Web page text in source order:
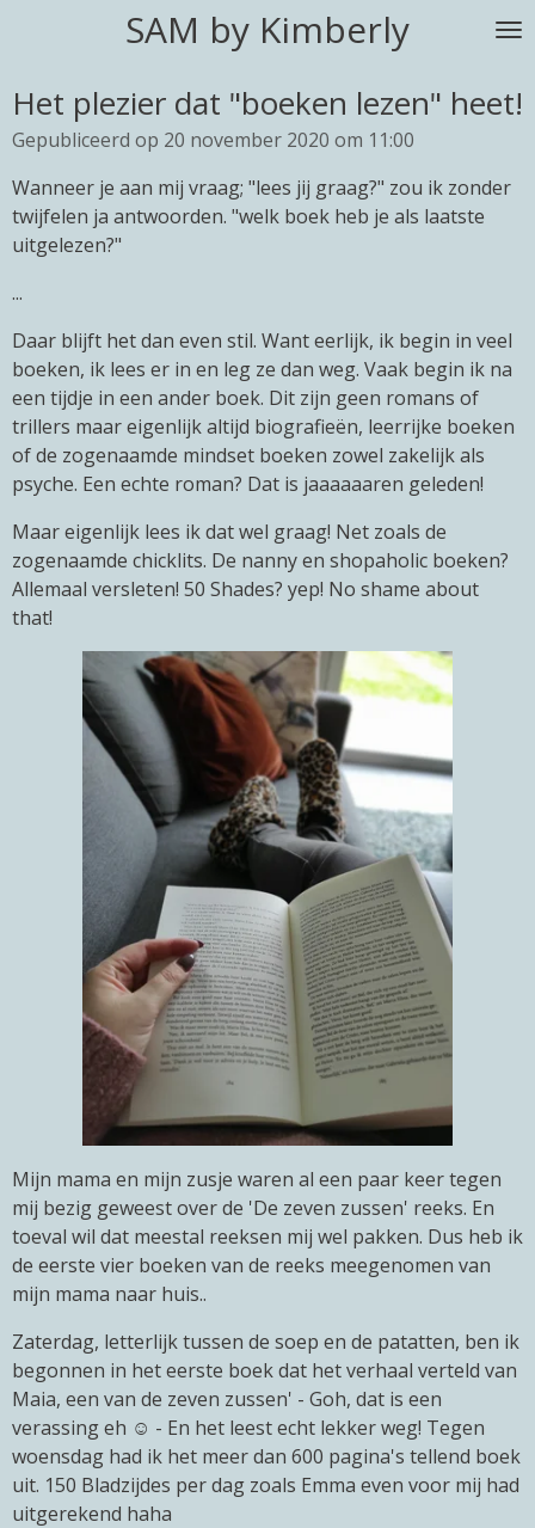
de
hoofdinhoud
SAM by Kimberly
Het plezier dat "boeken lezen" heet!
Gepubliceerd op 20 november 2020 om 11:00
Wanneer je aan mij vraag; "lees jij graag?" zou ik zonder
twijfelen ja antwoorden. "welk boek heb je als laatste
uitgelezen?"
...
Daar blijft het dan even stil. Want eerlijk, ik begin in veel
boeken, ik lees er in en leg ze dan weg. Vaak begin ik na
een tijdje in een ander boek. Dit zijn geen romans of
trillers maar eigenlijk altijd biografieën, leerrijke boeken
of de zogenaamde mindset boeken zowel zakelijk als
psyche. Een echte roman? Dat is jaaaaaaren geleden!
Maar eigenlijk lees ik dat wel graag! Net zoals de
zogenaamde chicklits. De nanny en shopaholic boeken?
Allemaal versleten! 50 Shades? yep! No shame about
that!
Mijn mama en mijn zusje waren al een paar keer tegen
mij bezig geweest over de 'De zeven zussen' reeks. En
toeval wil dat meestal reeksen mij wel pakken. Dus heb ik
de eerste vier boeken van de reeks meegenomen van
mijn mama naar huis..
Zaterdag, letterlijk tussen de soep en de patatten, ben ik
begonnen in het eerste boek dat het verhaal verteld van
Maia, een van de zeven zussen' - Goh, dat is een
verassing eh ☺️ - En het leest echt lekker weg! Tegen
woensdag had ik het meer dan 600 pagina's tellend boek
uit. 150 Bladzijdes per dag zoals Emma even voor mij had
uitgerekend haha